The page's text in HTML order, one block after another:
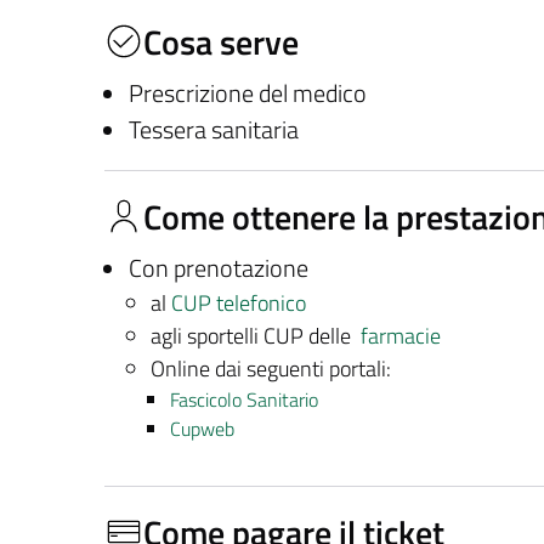
Cosa serve
Prescrizione del medico
Tessera sanitaria
Come ottenere la
Con prenotazione
al CUP telefonico
agli sportelli CUP delle farmacie
Online dai seguenti portali:
Fascicolo Sanitario
Cupweb
Come pagare il ticket